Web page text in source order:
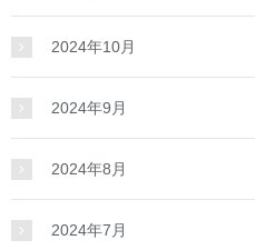
2024年10月
2024年9月
2024年8月
2024年7月